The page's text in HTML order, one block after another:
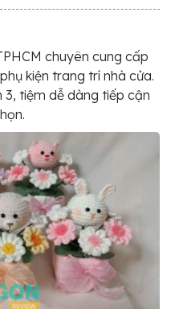
chuyên cung cấp
kiện trang trí nhà cửa.
tiệm dễ dàng tiếp cận